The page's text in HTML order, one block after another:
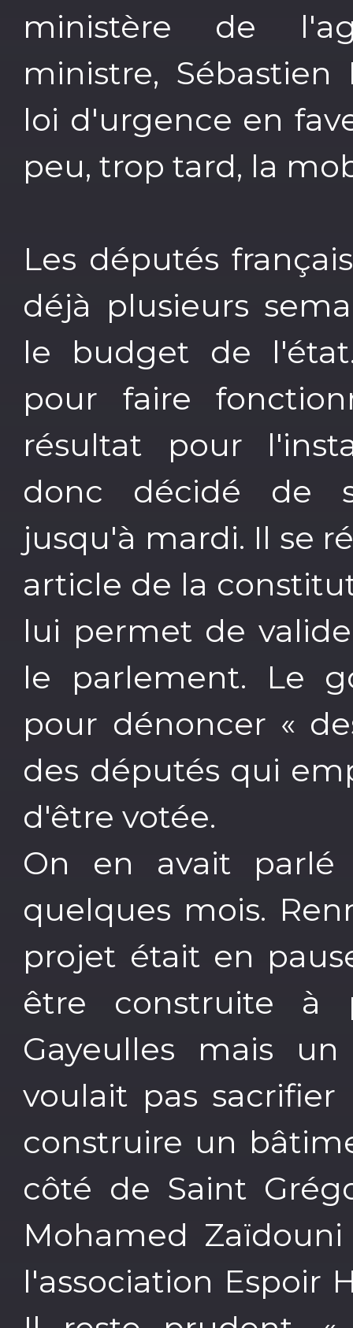
ministère de
ministre,
loi d'urgence en
peu, trop tard, la
Les députés
déjà plusieurs
le budget de
pour faire
résultat pour
donc décidé de
jusqu'à mardi. Il se
article de la
lui permet de
le parlement. Le
pour dénoncer «
des députés qui
d'être votée.
On en avait
quelques mois.
projet était en
être construite à
Gayeulles mais
voulait pas
construire un
côté de Saint
Mohamed
l'association Espoir